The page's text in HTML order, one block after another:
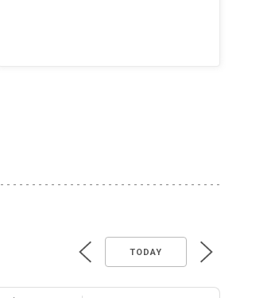
TODAY